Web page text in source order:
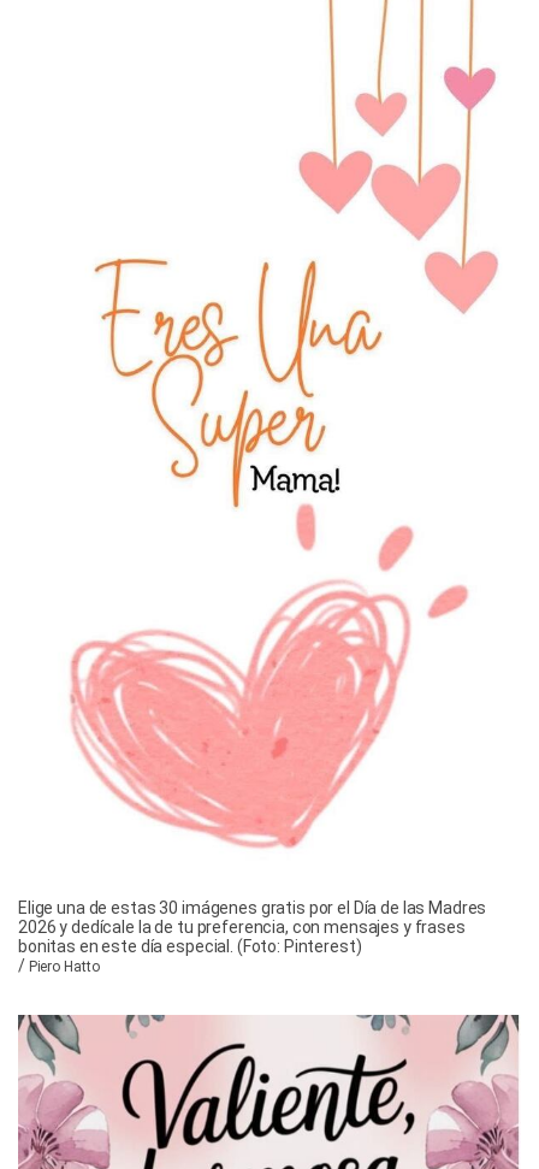
Elige una de estas 30 imágenes gratis por el Día de las Madres
2026 y dedícale la de tu preferencia, con mensajes y frases
bonitas en este día especial. (Foto: Pinterest)
/ Piero Hatto